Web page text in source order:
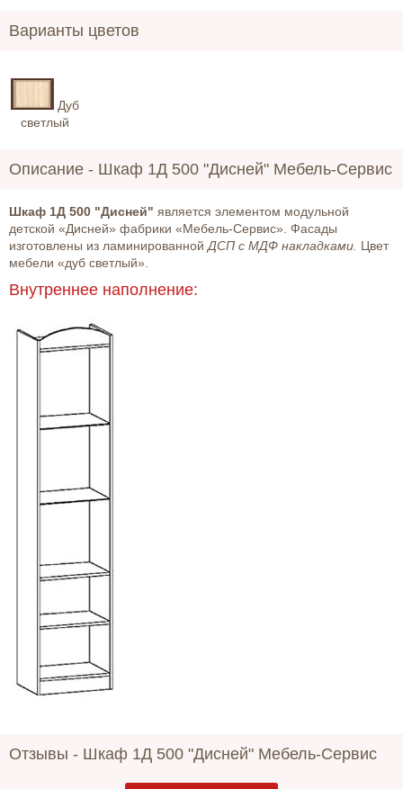
Варианты цветов
Дуб
светлый
Описание - Шкаф 1Д 500 "Дисней" Мебель-Сервис
Шкаф 1Д 500 "Дисней" является элементом модульной
детской «Дисней» фабрики «Мебель-Сервис». Фасады
изготовлены из ламинированной ДСП с МДФ накладками. Цвет
мебели «дуб светлый».
Внутреннее наполнение:
Отзывы - Шкаф 1Д 500 "Дисней" Мебель-Сервис